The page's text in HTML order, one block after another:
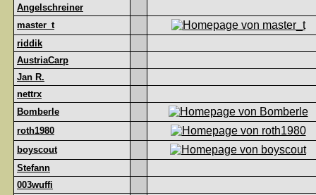
Angelschreiner
master_t
riddik
AustriaCarp
Jan R.
nettrx
Bomberle
roth1980
boyscout
Stefann
003wuffi